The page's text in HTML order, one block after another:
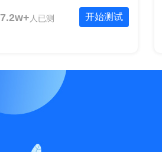
开始测试
7.2w+ 人已测